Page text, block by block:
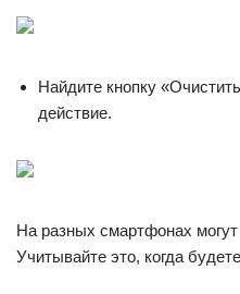
Найдите кнопку
действие.
На разных смартфонах
Учитывайте это, когда